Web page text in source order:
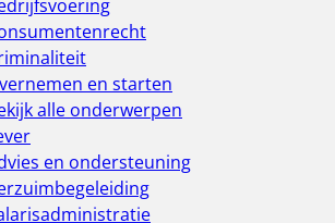
en starten
alle onderwerpen
en ondersteuning